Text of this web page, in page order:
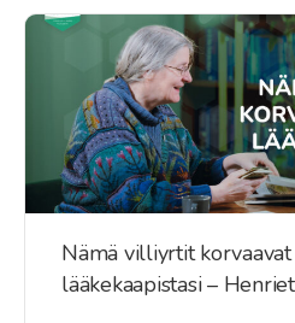
Nämä villiyrtit
lääkekaapistasi –